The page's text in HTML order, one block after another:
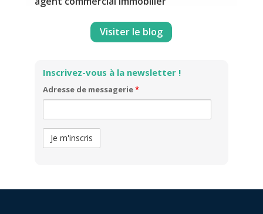
Visiter le blog
Inscrivez-vous à la newsletter !
Adresse de messagerie*